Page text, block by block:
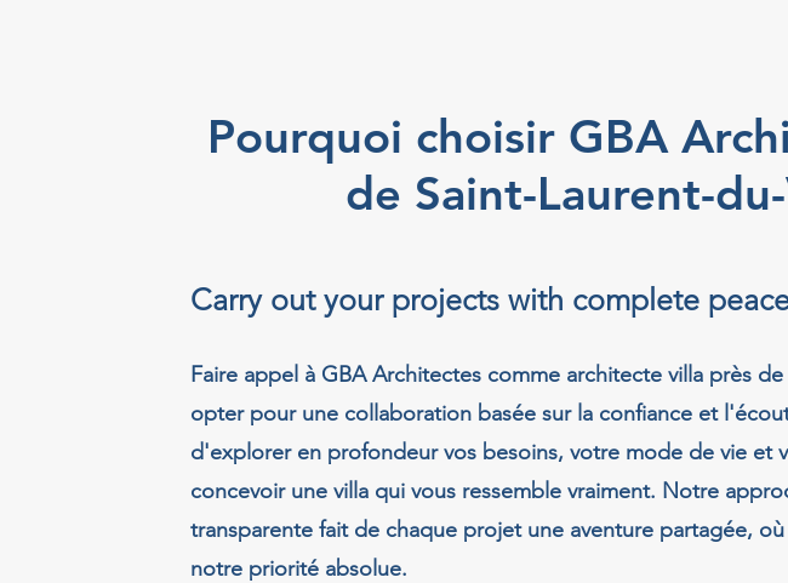
Pourquoi choisir GBA
de Saint-Laurent-
Carry out your projects with complete
Faire appel à GBA Architectes comme architecte villa près
opter pour une collaboration basée sur la confiance et
d'explorer en profondeur vos besoins, votre mode de vie et
concevoir une villa qui vous ressemble vraiment. Notre
transparente fait de chaque projet une aventure partagée,
notre priorité absolue.